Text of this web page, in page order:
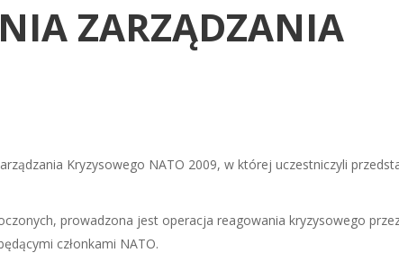
ZARZĄDZANIA
Kryzysowego NATO 2009, w której uczestniczyli
prowadzona jest operacja reagowania kryzysowego
członkami NATO.